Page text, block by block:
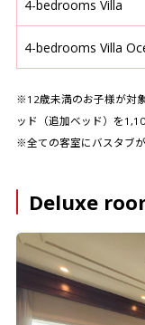
4-bedrooms Villa
4-bedrooms Villa
※12歳未満のお子様が対
ッド（追加ベッド）を
※全ての客室にバスタブが
Deluxe